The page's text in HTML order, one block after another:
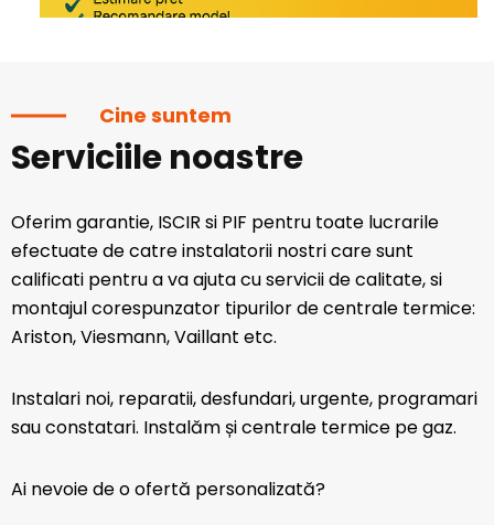
Cine suntem
Serviciile noastre
Oferim garantie, ISCIR si PIF pentru toate lucrarile
efectuate de catre instalatorii nostri care sunt
calificati pentru a va ajuta cu servicii de calitate, si
montajul corespunzator tipurilor de centrale termice:
Ariston, Viesmann, Vaillant etc.
Instalari noi, reparatii, desfundari, urgente, programari
sau constatari. Instalăm și centrale termice pe gaz.
Ai nevoie de o ofertă personalizată?